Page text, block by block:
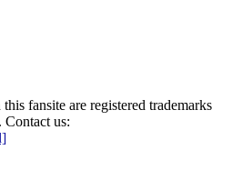
fansite are registered trademarks
Contact us: